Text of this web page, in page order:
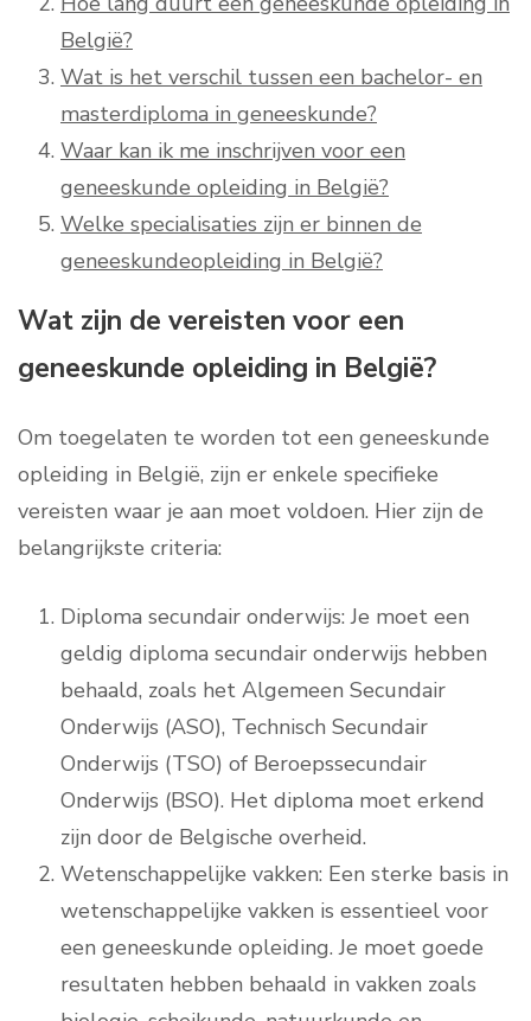
België?
Wat is het verschil tussen een bachelor- en
masterdiploma in geneeskunde?
Waar kan ik me inschrijven voor een
geneeskunde opleiding in België?
Welke specialisaties zijn er binnen de
geneeskundeopleiding in België?
Wat zijn de vereisten voor een
geneeskunde opleiding in België?
Om toegelaten te worden tot een geneeskunde
opleiding in België, zijn er enkele specifieke
vereisten waar je aan moet voldoen. Hier zijn de
belangrijkste criteria:
Diploma secundair onderwijs: Je moet een
geldig diploma secundair onderwijs hebben
behaald, zoals het Algemeen Secundair
Onderwijs (ASO), Technisch Secundair
Onderwijs (TSO) of Beroepssecundair
Onderwijs (BSO). Het diploma moet erkend
zijn door de Belgische overheid.
Wetenschappelijke vakken: Een sterke basis in
wetenschappelijke vakken is essentieel voor
een geneeskunde opleiding. Je moet goede
resultaten hebben behaald in vakken zoals